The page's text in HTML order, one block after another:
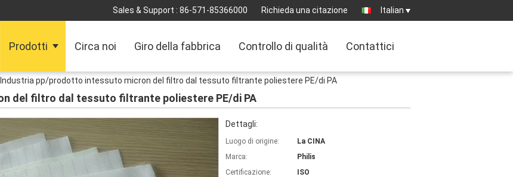
Sales & Support : 86-571-85366000 Richieda una citazione Italian
Prodotti Circa noi Giro della fabbrica Controllo di qualità Contattici
Industria pp/prodotto intessuto micron del filtro dal tessuto filtrante poliestere PE/di PA
del filtro dal tessuto filtrante poliestere PE/di PA
Dettagli:
Luogo di origine:
La CINA
Marca:
Philis
Certificazione:
ISO